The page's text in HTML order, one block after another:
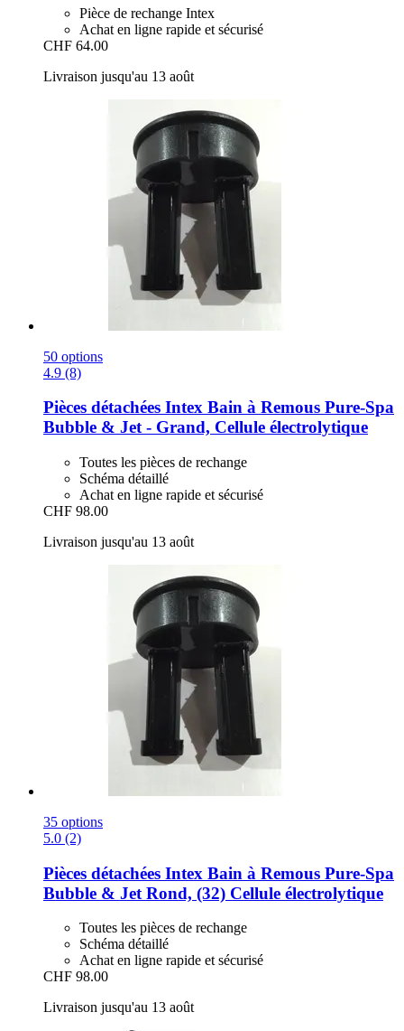
Pièce de rechange Intex
Achat en ligne rapide et sécurisé
CHF 64.00
Livraison jusqu'au 13 août
50 options
4.9 (8)
Pièces détachées Intex Bain à Remous Pure-​Spa
Bubble & Jet -​ Grand, Cellule électrolytique
Toutes les pièces de rechange
Schéma détaillé
Achat en ligne rapide et sécurisé
CHF 98.00
Livraison jusqu'au 13 août
35 options
5.0 (2)
Pièces détachées Intex Bain à Remous Pure-​Spa
Bubble & Jet Rond, (32) Cellule électrolytique
Toutes les pièces de rechange
Schéma détaillé
Achat en ligne rapide et sécurisé
CHF 98.00
Livraison jusqu'au 13 août